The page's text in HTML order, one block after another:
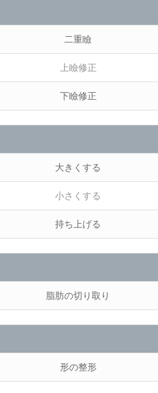
二重瞼
上瞼修正
下瞼修正
大きくする
小さくする
持ち上げる
脂肪の切り取り
形の整形